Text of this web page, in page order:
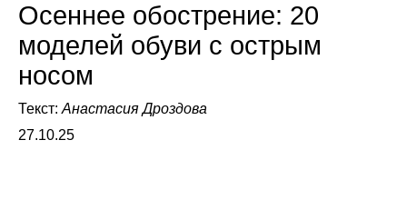
Осеннее обострение: 20
моделей обуви с острым
носом
Текст: Анастасия Дроздова
27.10.25